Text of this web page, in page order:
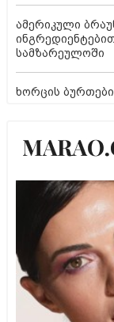
ამერიკული
სამზარეულოში
ხორცის